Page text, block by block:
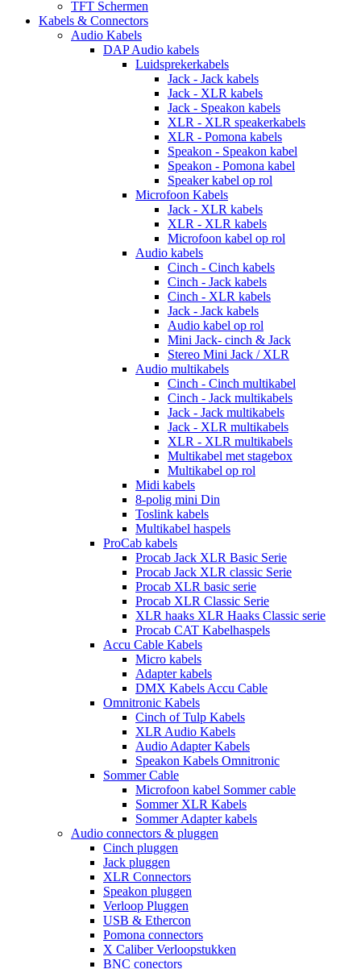
TFT Schermen
Kabels & Connectors
Audio Kabels
DAP Audio kabels
Luidsprekerkabels
Jack - Jack kabels
Jack - XLR kabels
Jack - Speakon kabels
XLR - XLR speakerkabels
XLR - Pomona kabels
Speakon - Speakon kabel
Speakon - Pomona kabel
Speaker kabel op rol
Microfoon Kabels
Jack - XLR kabels
XLR - XLR kabels
Microfoon kabel op rol
Audio kabels
Cinch - Cinch kabels
Cinch - Jack kabels
Cinch - XLR kabels
Jack - Jack kabels
Audio kabel op rol
Mini Jack- cinch & Jack
Stereo Mini Jack / XLR
Audio multikabels
Cinch - Cinch multikabel
Cinch - Jack multikabels
Jack - Jack multikabels
Jack - XLR multikabels
XLR - XLR multikabels
Multikabel met stagebox
Multikabel op rol
Midi kabels
8-polig mini Din
Toslink kabels
Multikabel haspels
ProCab kabels
Procab Jack XLR Basic Serie
Procab Jack XLR classic Serie
Procab XLR basic serie
Procab XLR Classic Serie
XLR haaks XLR Haaks Classic serie
Procab CAT Kabelhaspels
Accu Cable Kabels
Micro kabels
Adapter kabels
DMX Kabels Accu Cable
Omnitronic Kabels
Cinch of Tulp Kabels
XLR Audio Kabels
Audio Adapter Kabels
Speakon Kabels Omnitronic
Sommer Cable
Microfoon kabel Sommer cable
Sommer XLR Kabels
Sommer Adapter kabels
Audio connectors & pluggen
Cinch pluggen
Jack pluggen
XLR Connectors
Speakon pluggen
Verloop Pluggen
USB & Ethercon
Pomona connectors
X Caliber Verloopstukken
BNC conectors